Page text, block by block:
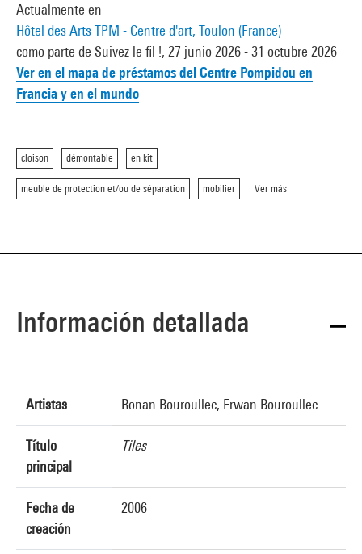
Actualmente en
Hôtel des Arts TPM - Centre d'art, Toulon (France)
como parte de Suivez le fil !, 27 junio 2026 - 31 octubre 2026
Ver en el mapa de préstamos del Centre Pompidou en
Francia y en el mundo
cloison démontable en kit
meuble de protection et/ou de séparation mobilier Ver más
Información detallada
Artistas Ronan Bouroullec, Erwan Bouroullec
Título
principal
Tiles
Fecha de
creación
2006